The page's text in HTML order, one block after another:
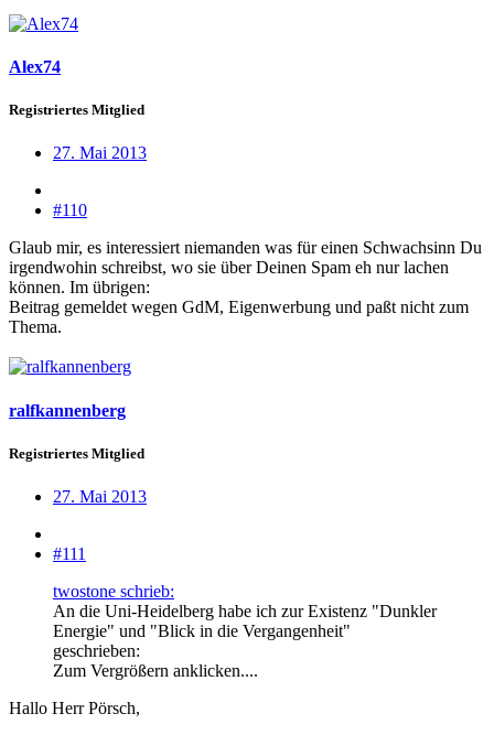
Alex74
Registriertes Mitglied
27. Mai 2013
#110
Glaub mir, es interessiert niemanden was für einen Schwachsinn Du
irgendwohin schreibst, wo sie über Deinen Spam eh nur lachen
können. Im übrigen:
Beitrag gemeldet wegen GdM, Eigenwerbung und paßt nicht zum
Thema.
ralfkannenberg
Registriertes Mitglied
27. Mai 2013
#111
twostone schrieb:
An die Uni-Heidelberg habe ich zur Existenz "Dunkler
Energie" und "Blick in die Vergangenheit"
geschrieben:
Zum Vergrößern anklicken....
Hallo Herr Pörsch,